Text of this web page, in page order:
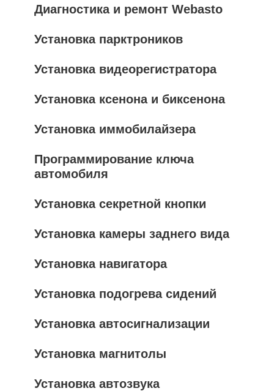
Диагностика и ремонт Webasto
Установка парктроников
Установка видеорегистратора
Установка ксенона и биксенона
Установка иммобилайзера
Программирование ключа
автомобиля
Установка секретной кнопки
Установка камеры заднего вида
Установка навигатора
Установка подогрева сидений
Установка автосигнализации
Установка магнитолы
Установка автозвука